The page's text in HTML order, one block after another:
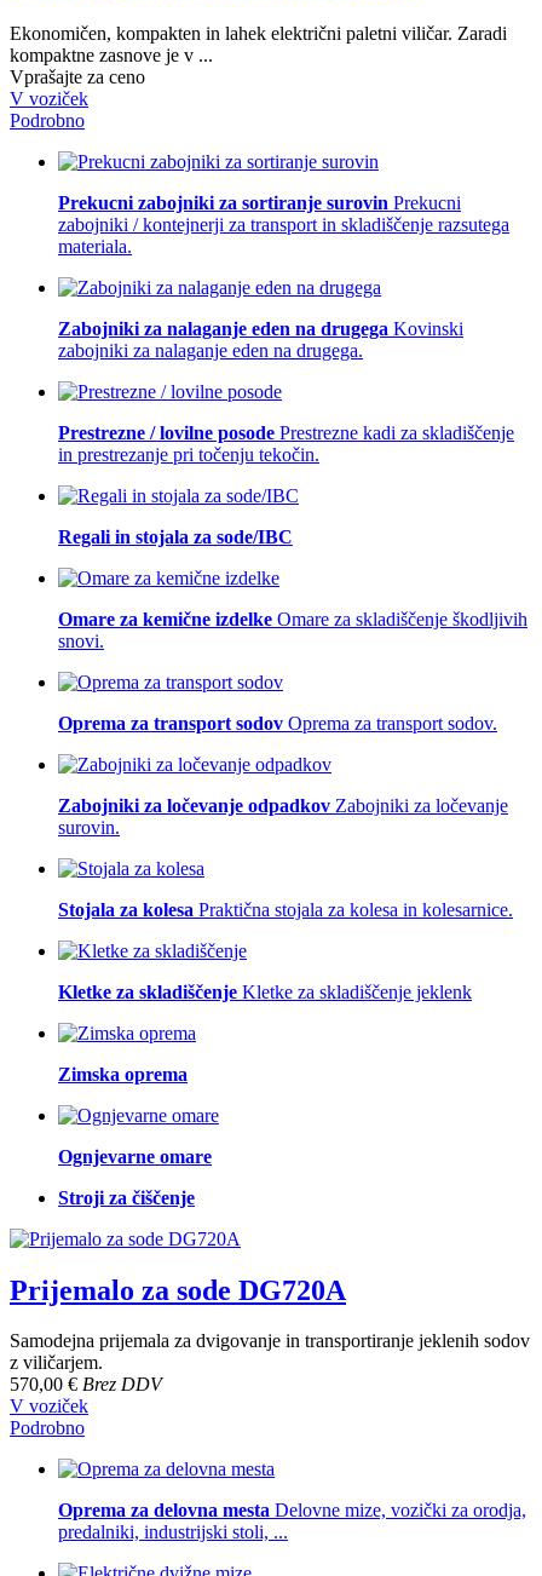
Ekonomičen, kompakten in lahek električni paletni viličar. Zaradi
kompaktne zasnove je v ...
Vprašajte za ceno
V voziček
Podrobno
Prekucni zabojniki za sortiranje surovin Prekucni
zabojniki / kontejnerji za transport in skladiščenje razsutega
materiala.
Zabojniki za nalaganje eden na drugega Kovinski
zabojniki za nalaganje eden na drugega.
Prestrezne / lovilne posode Prestrezne kadi za skladiščenje
in prestrezanje pri točenju tekočin.
Regali in stojala za sode/IBC
Omare za kemične izdelke Omare za skladiščenje škodljivih
snovi.
Oprema za transport sodov Oprema za transport sodov.
Zabojniki za ločevanje odpadkov Zabojniki za ločevanje
surovin.
Stojala za kolesa Praktična stojala za kolesa in kolesarnice.
Kletke za skladiščenje Kletke za skladiščenje jeklenk
Zimska oprema
Ognjevarne omare
Stroji za čiščenje
Prijemalo za sode DG720A
Samodejna prijemala za dvigovanje in transportiranje jeklenih sodov
z viličarjem.
570,00 € Brez DDV
V voziček
Podrobno
Oprema za delovna mesta Delovne mize, vozički za orodja,
predalniki, industrijski stoli, ...